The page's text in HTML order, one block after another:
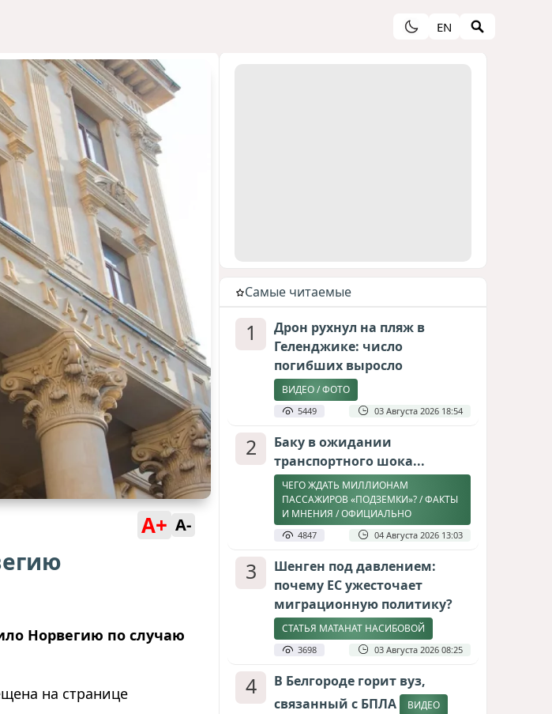
EN
A+ A-
Норвегию по случаю
на странице
Cамые читаемые
1
Дрон рухнул на пляж в
Геленджике: число
погибших выросло
ВИДЕО / ФОТО
5449 03 Августа 2026 18:54
2
Баку в ожидании
транспортного шока...
ЧЕГО ЖДАТЬ МИЛЛИОНАМ
ПАССАЖИРОВ «ПОДЗЕМКИ»? / ФАКТЫ
И МНЕНИЯ / ОФИЦИАЛЬНО
4847 04 Августа 2026 13:03
3
Шенген под давлением:
почему ЕС ужесточает
миграционную политику?
СТАТЬЯ МАТАНАТ НАСИБОВОЙ
3698 03 Августа 2026 08:25
4
В Белгороде горит вуз,
связанный с БПЛА
ВИДЕО